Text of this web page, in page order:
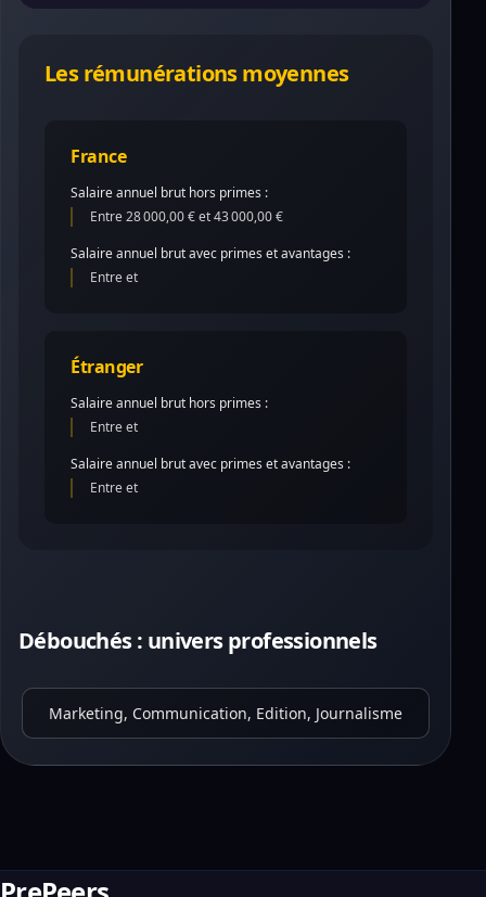
Les rémunérations moyennes
France
Salaire annuel brut hors primes :
Entre 28 000,00 € et 43 000,00 €
Salaire annuel brut avec primes et avantages :
Entre et
Étranger
Salaire annuel brut hors primes :
Entre et
Salaire annuel brut avec primes et avantages :
Entre et
Débouchés : univers professionnels
Marketing, Communication, Edition, Journalisme